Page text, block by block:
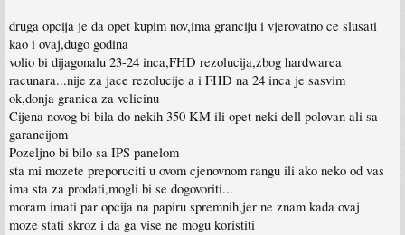
druga opcija je da opet kupim nov,ima granciju i vjerovatno ce slusati
kao i ovaj,dugo godina
volio bi dijagonalu 23-24 inca,FHD rezolucija,zbog hardwarea
racunara...nije za jace rezolucije a i FHD na 24 inca je sasvim
ok,donja granica za velicinu
Cijena novog bi bila do nekih 350 KM ili opet neki dell polovan ali sa
garancijom
Pozeljno bi bilo sa IPS panelom
sta mi mozete preporuciti u ovom cjenovnom rangu ili ako neko od vas
ima sta za prodati,mogli bi se dogovoriti...
moram imati par opcija na papiru spremnih,jer ne znam kada ovaj
moze stati skroz i da ga vise ne mogu koristiti